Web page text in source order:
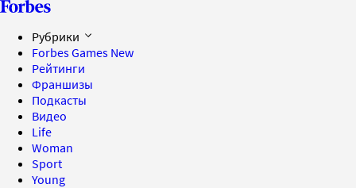
Рубрики
Forbes Games New
Рейтинги
Франшизы
Подкасты
Видео
Life
Woman
Sport
Young